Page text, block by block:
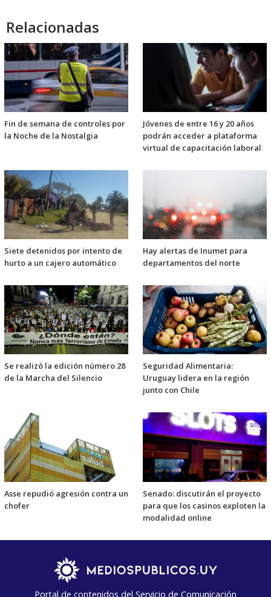
Relacionadas
Fin de semana de controles por
la Noche de la Nostalgia
Jóvenes de entre 16 y 20 años
podrán acceder a plataforma
virtual de capacitación laboral
Siete detenidos por intento de
hurto a un cajero automático
Hay alertas de Inumet para
departamentos del norte
Se realizó la edición número 28
de la Marcha del Silencio
Seguridad Alimentaria:
Uruguay lidera en la región
junto con Chile
Asse repudió agresión contra un
chofer
Senado: discutirán el proyecto
para que los casinos exploten la
modalidad online
Portal de contenidos del Servicio de Comunicación